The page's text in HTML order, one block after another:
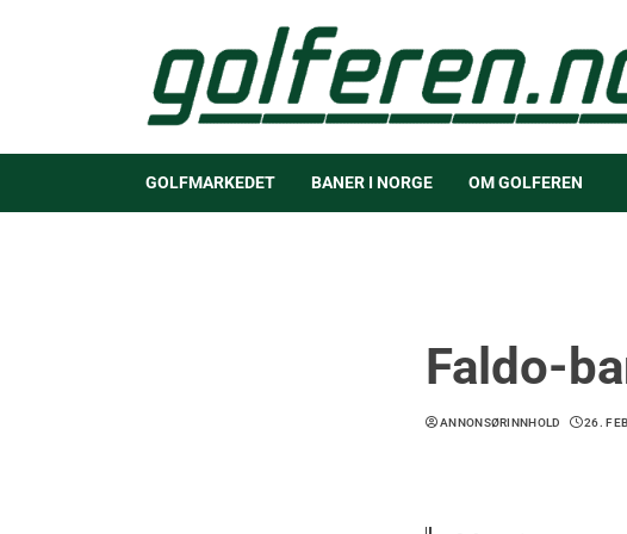
GOLFMARKEDET BANER I NORGE OM GOLFEREN
Faldo-
ANNONSØRINNHOLD 26.